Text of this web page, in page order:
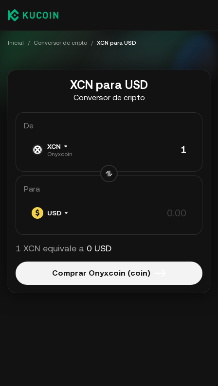
Inicial / Conversor de cripto / XCN para USD
XCN para USD
Conversor de cripto
De
XCN
Onyxcoin
Para
USD
1 XCN equivale a 0 USD
Comprar Onyxcoin (coin)